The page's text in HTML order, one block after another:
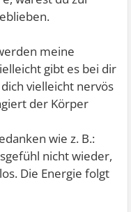
meine
gibt es bei dir
vielleicht nervös
der Körper
wie z. B.:
nicht wieder,
Die Energie folgt